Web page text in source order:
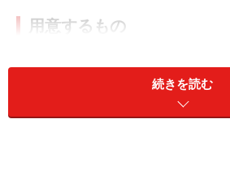
用意するもの
箱のふたに印刷する写真：デ
お好きな写真でかまいません。
のり：スティックのりか、で
続きを読む